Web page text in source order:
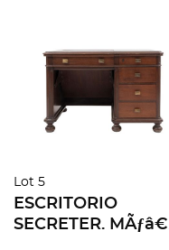
Lot 5
ESCRITORIO
SECRETER. MÃƒâ€